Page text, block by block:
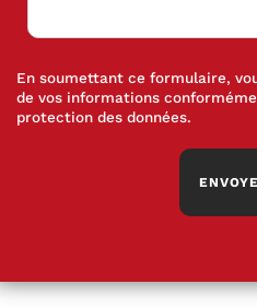
En soumettant ce formulaire,
de vos informations
protection des données.